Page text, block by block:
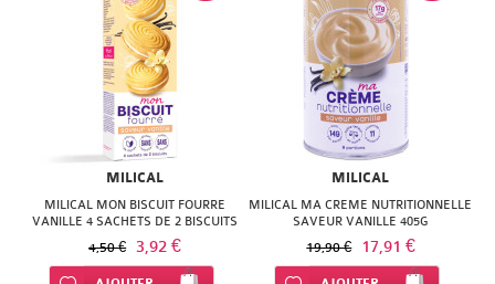
MILICAL
MILICAL MON BISCUIT FOURRE
VANILLE 4 SACHETS DE 2 BISCUITS
4,50 € 3,92 €
MILICAL
MILICAL MA CREME NUTRITIONNELLE
SAVEUR VANILLE 405G
19,90 € 17,91 €